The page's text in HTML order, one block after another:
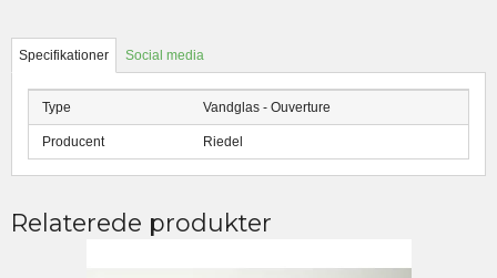
Specifikationer Social media
Type Vandglas - Ouverture
Producent Riedel
Relaterede produkter